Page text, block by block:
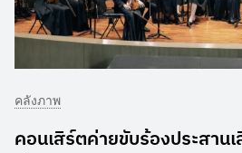
คลังภาพ
คอนเสิร์ตค่ายขับร้องประสานเ